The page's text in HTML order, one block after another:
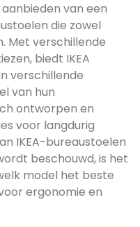
van een
die zowel
Met verschillende
biedt IKEA
verschillende
van hun
ontworpen en
voor langdurig
IKEA-bureaustoelen
beschouwd, is het
model het beste
ergonomie en